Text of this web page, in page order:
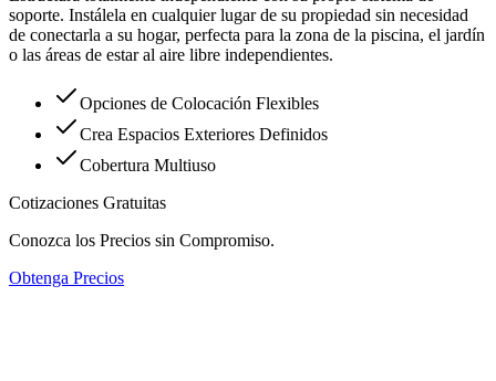
soporte. Instálela en cualquier lugar de su propiedad sin necesidad
de conectarla a su hogar, perfecta para la zona de la piscina, el jardín
o las áreas de estar al aire libre independientes.
Opciones de Colocación Flexibles
Crea Espacios Exteriores Definidos
Cobertura Multiuso
Cotizaciones Gratuitas
Conozca los Precios sin Compromiso.
Obtenga Precios